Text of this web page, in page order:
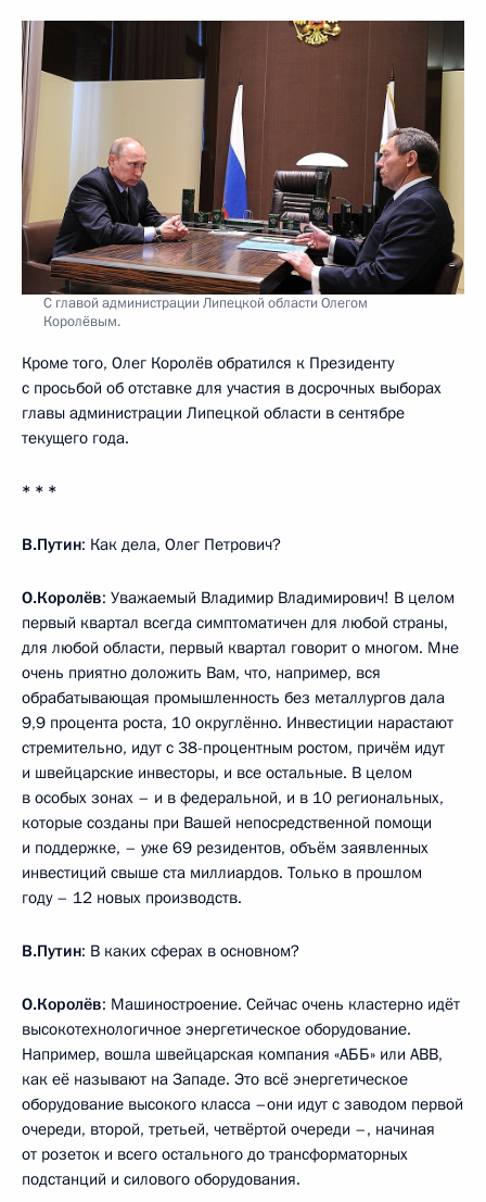
С главой администрации Липецкой области Олегом
Королёвым.
Кроме того, Олег Королёв обратился к Президенту
с просьбой об отставке для участия в досрочных выборах
главы администрации Липецкой области в сентябре
текущего года.
* * *
В.Путин: Как дела, Олег Петрович?
О.Королёв: Уважаемый Владимир Владимирович! В целом
первый квартал всегда симптоматичен для любой страны,
для любой области, первый квартал говорит о многом. Мне
очень приятно доложить Вам, что, например, вся
обрабатывающая промышленность без металлургов дала
9,9 процента роста, 10 округлённо. Инвестиции нарастают
стремительно, идут с 38-процентным ростом, причём идут
и швейцарские инвесторы, и все остальные. В целом
в особых зонах – и в федеральной, и в 10 региональных,
которые созданы при Вашей непосредственной помощи
и поддержке, – уже 69 резидентов, объём заявленных
инвестиций свыше ста миллиардов. Только в прошлом
году – 12 новых производств.
В.Путин: В каких сферах в основном?
О.Королёв: Машиностроение. Сейчас очень кластерно идёт
высокотехнологичное энергетическое оборудование.
Например, вошла швейцарская компания «АББ» или ABB,
как её называют на Западе. Это всё энергетическое
оборудование высокого класса –они идут с заводом первой
очереди, второй, третьей, четвёртой очереди –, начиная
от розеток и всего остального до трансформаторных
подстанций и силового оборудования.